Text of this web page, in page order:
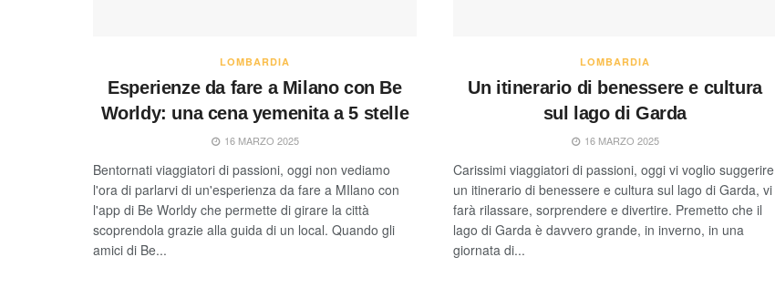
LOMBARDIA
Esperienze da fare a Milano con Be
Worldy: una cena yemenita a 5 stelle
16 MARZO 2025
Bentornati viaggiatori di passioni, oggi non vediamo
l'ora di parlarvi di un'esperienza da fare a MIlano con
l'app di Be Worldy che permette di girare la città
scoprendola grazie alla guida di un local. Quando gli
amici di Be...
LOMBARDIA
Un itinerario di benessere e cultura
sul lago di Garda
16 MARZO 2025
Carissimi viaggiatori di passioni, oggi vi voglio suggerire
un itinerario di benessere e cultura sul lago di Garda, vi
farà rilassare, sorprendere e divertire. Premetto che il
lago di Garda è davvero grande, in inverno, in una
giornata di...